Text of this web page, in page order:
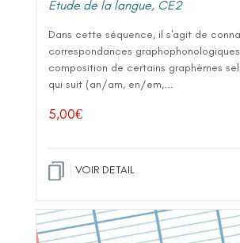
Etude de la langue, CE2
Dans cette séquence, il s'agit de
correspondances
composition de certains graphèmes
qui suit (an/am, en/em,...
5,00€
VOIR DETAIL